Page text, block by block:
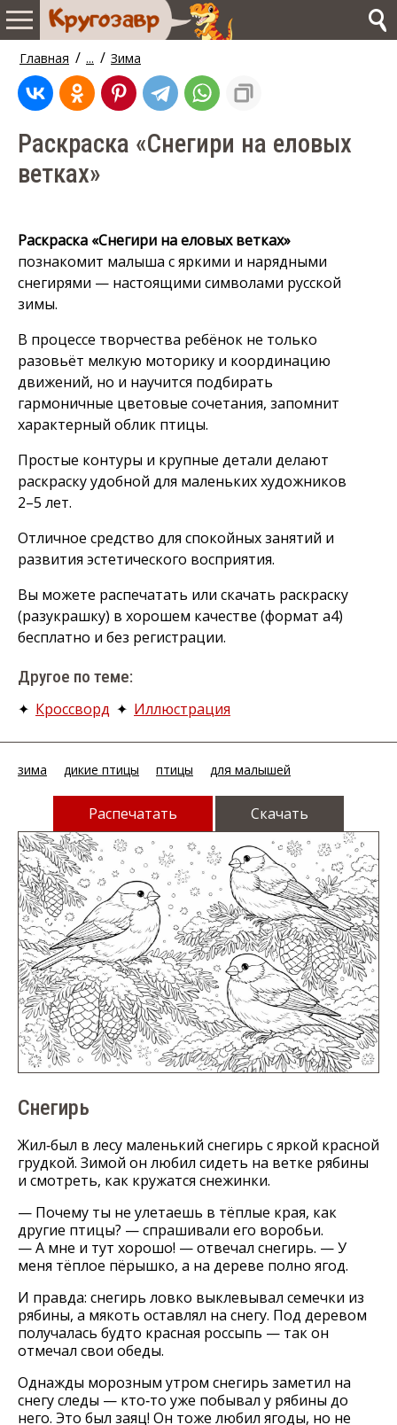
Главная / ... / Зима
Раскраска «Снегири на еловых
ветках»
Раскраска «Снегири на еловых ветках»
познакомит малыша с яркими и нарядными
снегирями — настоящими символами русской
зимы.
В процессе творчества ребёнок не только
разовьёт мелкую моторику и координацию
движений, но и научится подбирать
гармоничные цветовые сочетания, запомнит
характерный облик птицы.
Простые контуры и крупные детали делают
раскраску удобной для маленьких художников
2–5 лет.
Отличное средство для спокойных занятий и
развития эстетического восприятия.
Вы можете распечатать или скачать раскраску
(разукрашку) в хорошем качестве (формат а4)
бесплатно и без регистрации.
Другое по теме:
✦ Кроссворд ✦ Иллюстрация
зима дикие птицы птицы для малышей
Распечатать Скачать
Снегирь
Жил‑был в лесу маленький снегирь с яркой красной
грудкой. Зимой он любил сидеть на ветке рябины
и смотреть, как кружатся снежинки.
— Почему ты не улетаешь в тёплые края, как
другие птицы? — спрашивали его воробьи.
— А мне и тут хорошо! — отвечал снегирь. — У
меня тёплое пёрышко, а на дереве полно ягод.
И правда: снегирь ловко выклевывал семечки из
рябины, а мякоть оставлял на снегу. Под деревом
получалась будто красная россыпь — так он
отмечал свои обеды.
Однажды морозным утром снегирь заметил на
снегу следы — кто‑то уже побывал у рябины до
него. Это был заяц! Он тоже любил ягоды, но не